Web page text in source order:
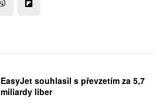
EasyJet souhlasil s převzetím za 5,7
miliardy liber